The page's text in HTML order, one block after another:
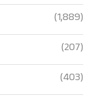
(1,889)
(207)
(403)